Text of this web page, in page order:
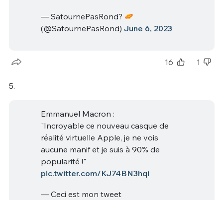
— SatournePasRond?
(@SatournePasRond) June 6, 2023
16 1
5.
Emmanuel Macron :
"Incroyable ce nouveau casque de
réalité virtuelle Apple, je ne vois
aucune manif et je suis à 90% de
popularité !"
pic.twitter.com/KJ74BN3hqi
— Ceci est mon tweet